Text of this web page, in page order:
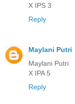
X IPS 3
Reply
Maylani Putri
Maylani Putri
X IPA 5
Reply